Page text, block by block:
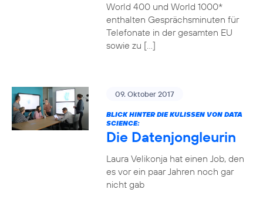
World 400 und World 1000*
enthalten Gesprächsminuten für
Telefonate in der gesamten EU
sowie zu […]
09. Oktober 2017
BLICK HINTER DIE KULISSEN VON DATA
SCIENCE:
Die Datenjongleurin
Laura Velikonja hat einen Job, den
es vor ein paar Jahren noch gar
nicht gab